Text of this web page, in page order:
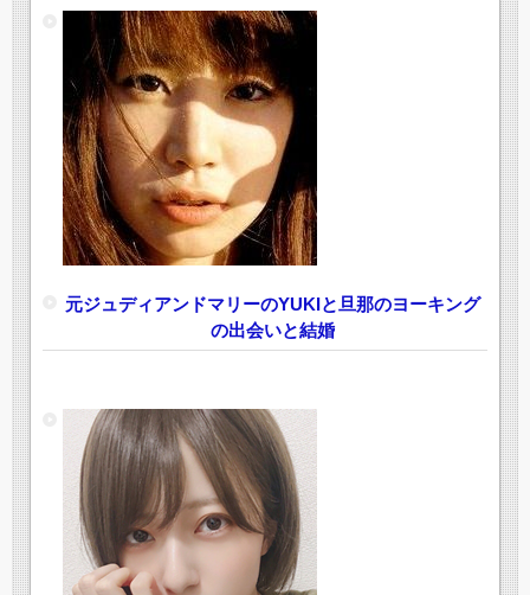
元ジュディアンドマリーのYUKIと旦那のヨーキング
の出会いと結婚